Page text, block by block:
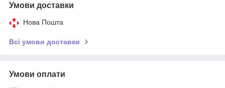
Умови доставки
Нова Пошта
Всі умови доставки
Умови оплати